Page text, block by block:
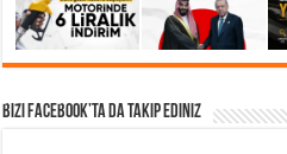
Bizi Facebook’ta da takip Ediniz